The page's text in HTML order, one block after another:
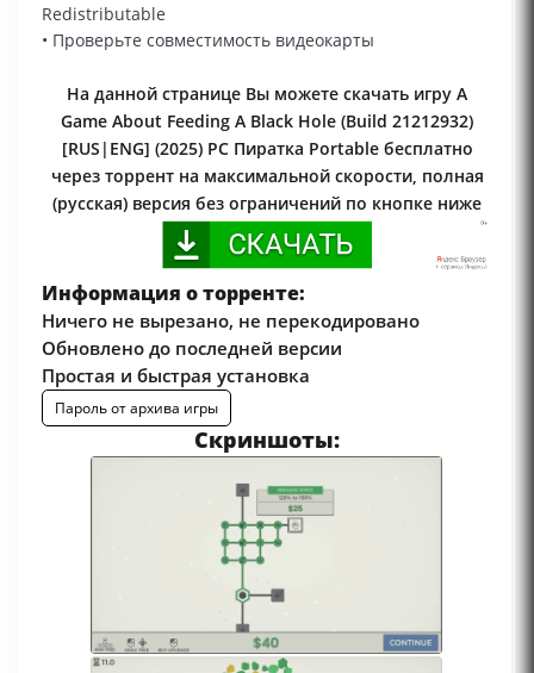
Redistributable
• Проверьте совместимость видеокарты
На данной странице Вы можете скачать игру A
Game About Feeding A Black Hole (Build 21212932)
[RUS|ENG] (2025) PC Пиратка Portable бесплатно
через торрент на максимальной скорости, полная
(русская) версия без ограничений по кнопке ниже
Информация о торренте:
Ничего не вырезано, не перекодировано
Обновлено до последней версии
Простая и быстрая установка
Пароль от архива игры
Скриншоты: